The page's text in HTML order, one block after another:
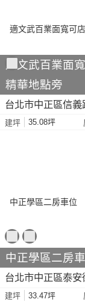
適文武百業面
精華地點旁
台北市中正區信義
建坪 35.08坪
中正學區二房
台北市中正區泰安
建坪 33.47坪